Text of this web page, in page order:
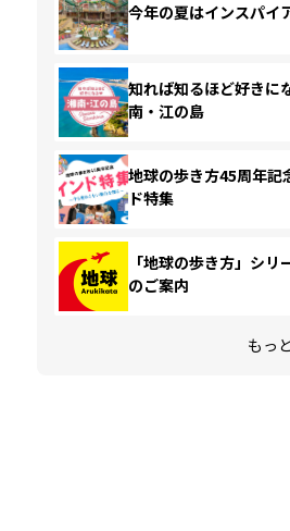
今年の夏はインスパイ
知れば知るほど好きに
南・江の島
地球の歩き方45周年記
ド特集
「地球の歩き方」シリ
のご案内
もっ